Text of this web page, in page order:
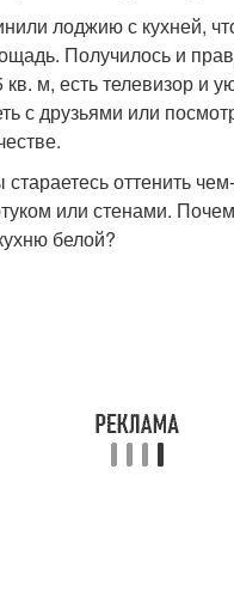
лоджию с кухней,
Получилось и
кв. м, есть телевизор и
с друзьями или
оттенить
или стенами.
белой?